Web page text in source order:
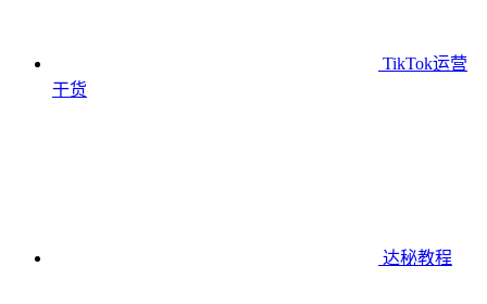
TikTok运营
干货
达秘教程